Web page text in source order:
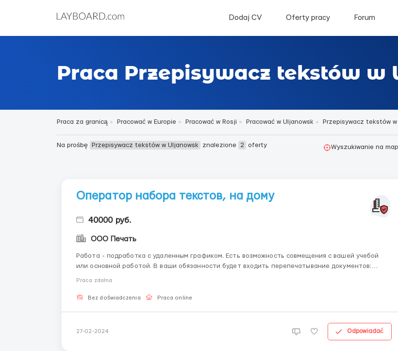
Dodaj CV Oferty pracy Forum
Praca Przepisywacz tekstów w
Praca za granicą Pracować w Europie Pracować w Rosji Pracować w Uljanowsk Przepisywacz tekstów
Na prośbę Przepisywacz tekstów w Uljanowsk znalezione 2 oferty Wyszukiwanie na
Оператор набора текстов, на дому
40000 руб.
ООО Печать
Работа - подработка с удаленным графиком. Есть возможность совмещения с вашей учебой
или основной работой. В ваши обязанности будет входить перепечатывание документов:
Praca zdalna
Bez doświadczenia Praca online
27-02-2024 Odpowiadać